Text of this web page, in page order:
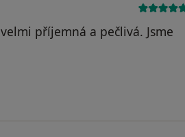
příjemná a pečlivá. Jsme